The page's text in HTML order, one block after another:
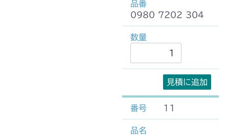
0980 7202 304
見積に追加
11